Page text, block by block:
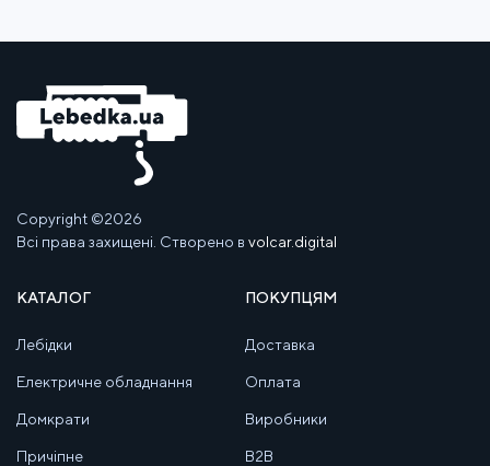
Copyright ©2026
Всі права захищені. Створено в volcar.digital
КАТАЛОГ
Лебідки
Електричне обладнання
Домкрати
Причіпне
ПОКУПЦЯМ
Доставка
Оплата
Виробники
B2B